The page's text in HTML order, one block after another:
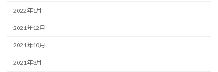
2022年1月
2021年12月
2021年10月
2021年3月